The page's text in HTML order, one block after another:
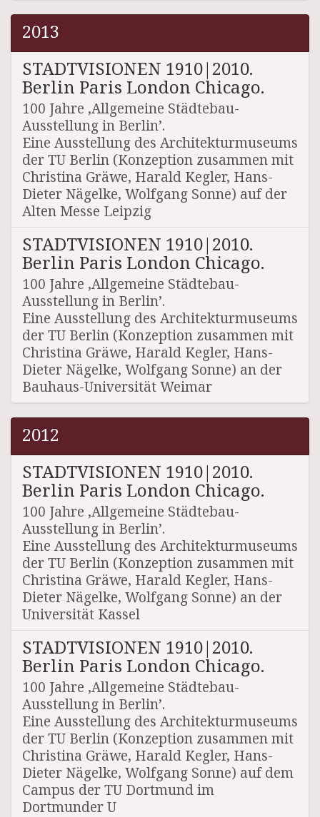
2013
STADTVISIONEN 1910|2010.
Berlin Paris London Chicago.
100 Jahre ‚Allgemeine Städtebau-
Ausstellung in Berlin’.
Eine Ausstellung des Architekturmuseums
der TU Berlin (Konzeption zusammen mit
Christina Gräwe, Harald Kegler, Hans-
Dieter Nägelke, Wolfgang Sonne) auf der
Alten Messe Leipzig
STADTVISIONEN 1910|2010.
Berlin Paris London Chicago.
100 Jahre ‚Allgemeine Städtebau-
Ausstellung in Berlin’.
Eine Ausstellung des Architekturmuseums
der TU Berlin (Konzeption zusammen mit
Christina Gräwe, Harald Kegler, Hans-
Dieter Nägelke, Wolfgang Sonne) an der
Bauhaus-Universität Weimar
2012
STADTVISIONEN 1910|2010.
Berlin Paris London Chicago.
100 Jahre ‚Allgemeine Städtebau-
Ausstellung in Berlin’.
Eine Ausstellung des Architekturmuseums
der TU Berlin (Konzeption zusammen mit
Christina Gräwe, Harald Kegler, Hans-
Dieter Nägelke, Wolfgang Sonne) an der
Universität Kassel
STADTVISIONEN 1910|2010.
Berlin Paris London Chicago.
100 Jahre ‚Allgemeine Städtebau-
Ausstellung in Berlin’.
Eine Ausstellung des Architekturmuseums
der TU Berlin (Konzeption zusammen mit
Christina Gräwe, Harald Kegler, Hans-
Dieter Nägelke, Wolfgang Sonne) auf dem
Campus der TU Dortmund im
Dortmunder U